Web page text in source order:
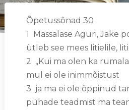
Õpetussõnad 30
1 Massalase Aguri, Jake
ütleb see mees Iitielile,
2 „Kui ma olen ka
mul ei ole inimmõistust
3 ja ma ei ole õppinud
pühade teadmist ma